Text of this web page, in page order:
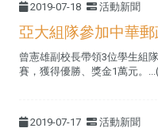
2019-07-18 活動新聞
亞大組隊參加中華郵
曾憲雄副校長帶領3位學生組
賽，獲得優勝、獎金1萬元。
2019-07-17 活動新聞